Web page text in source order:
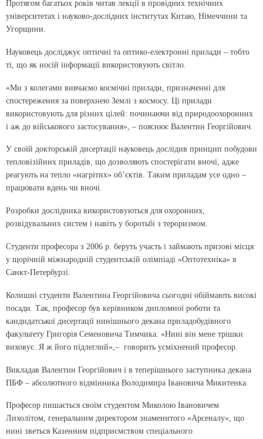
Протягом багатьох років читав лекції в провідних технічних
університетах і науково-дослідних інститутах Китаю, Німеччини та
Угорщини.
Науковець досліджує оптичні та оптико-електронні прилади – тобто
ті, що як носій інформації використовують світло.
«Ми з колегами вивчаємо космічні прилади, призначенні для
спостереження за поверхнею Землі з космосу. Ці прилади
використовують для різних цілей: починаючи від природоохоронних
і аж до військового застосування», – пояснює Валентин Георгійович.
У своїй докторській дисертації науковець дослідив принцип побудови
тепловізійних приладів, що дозволяють спостерігати вночі, адже
реагують на тепло «нагрітих» об’єктів. Таким приладам усе одно –
працювати вдень чи вночі.
Розробки дослідника використовуються для охоронних,
розвідувальних систем і навіть у боротьбі з тероризмом.
Студенти професора з 2006 р. беруть участь і займають призові місця
у щорічній міжнародній студентській олімпіаді «Оптотехніка» в
Санкт-Петербурзі.
Колишні студенти Валентина Георгійовича сьогодні обіймають високі
посади. Так, професор був керівником дипломної роботи та
кандидатської дисертації нинішнього декана приладобудівного
факультету Григорія Семеновича Тимчика. «Нині він мене трішки
виховує. Я ж його підлеглий»,– говорить усміхнений професор.
Викладав Валентин Георгійович і в теперішнього заступника декана
ПБФ – абсолютного відмінника Володимира Івановича Микитенка.
Професор пишається своїм студентом Миколою Івановичем
Лихолітом, генеральним директором знаменитого «Арсеналу», що
нині зветься Казенним підприємством спеціального